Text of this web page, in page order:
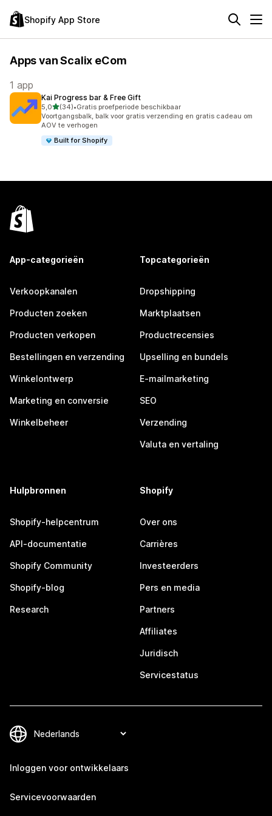
Shopify App Store
Apps van Scalix eCom
1 app
Kai Progress bar & Free Gift
5,0van 5 sterren
(34)
34 recensies in totaal
•Gratis proefperiode beschikbaar
Voortgangsbalk, balk voor gratis verzending en gratis cadeau om
AOV te verhogen
Built for Shopify
App-categorieën
Verkoopkanalen
Producten zoeken
Producten verkopen
Bestellingen en verzending
Winkelontwerp
Marketing en conversie
Winkelbeheer
Topcategorieën
Dropshipping
Marktplaatsen
Productrecensies
Upselling en bundels
E-mailmarketing
SEO
Verzending
Valuta en vertaling
Hulpbronnen
Shopify-helpcentrum
API-documentatie
Shopify Community
Shopify-blog
Research
Shopify
Over ons
Carrières
Investeerders
Pers en media
Partners
Affiliates
Juridisch
Servicestatus
Inloggen voor ontwikkelaars
Servicevoorwaarden